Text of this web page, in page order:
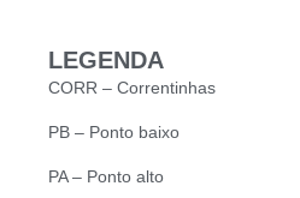
LEGENDA
CORR – Correntinhas
PB – Ponto baixo
PA – Ponto alto